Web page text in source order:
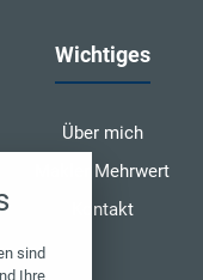
Wichtiges
Über mich
Makler Mehrwert
Kontakt
sind
Ihre
und